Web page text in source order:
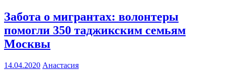
Забота о мигрантах: волонтеры
помогли 350 таджикским семьям
Москвы
14.04.2020 Анастасия